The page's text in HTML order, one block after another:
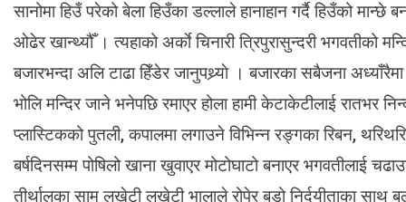
सानोमा हिउँ परेको बेला हिउँका डल्लाले हानाहान गर्दै हिउँको
ओढेर खान्थ्यौँ । त्यहाको अर्काे चिनारी त्रिपुरासुन्दरी भगवतीको
बजारभन्दा अलि टाढा हिँडेर जानुपथ्र्याे । बजारका सबैजना
भोलि मन्दिर जाने भनेपछि रमाएर होला हामी केटाकेटीलाई रातभर
प्लास्टिकको पुतली, कपालमा लगाउने विभिन्न रङ्गका रिबन,
बर्षदिनसम्म पोषिलो खाना खुवाएर मोटोघाटो बनाएर भगवतीलाई
तीर्थालुका सामु लखेटी लखेटी भालाले रोपेर बडो निर्दयीताका साथ